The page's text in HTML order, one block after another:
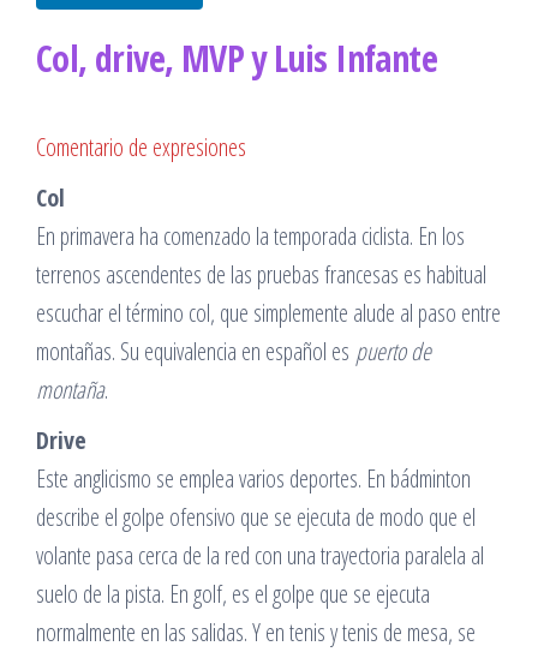
Col, drive, MVP y Luis Infante
Comentario de expresiones
Col
En primavera ha comenzado la temporada ciclista. En los
terrenos ascendentes de las pruebas francesas es habitual
escuchar el término col, que simplemente alude al paso entre
montañas. Su equivalencia en español es puerto de
montaña.
Drive
Este anglicismo se emplea varios deportes. En bádminton
describe el golpe ofensivo que se ejecuta de modo que el
volante pasa cerca de la red con una trayectoria paralela al
suelo de la pista. En golf, es el golpe que se ejecuta
normalmente en las salidas. Y en tenis y tenis de mesa, se